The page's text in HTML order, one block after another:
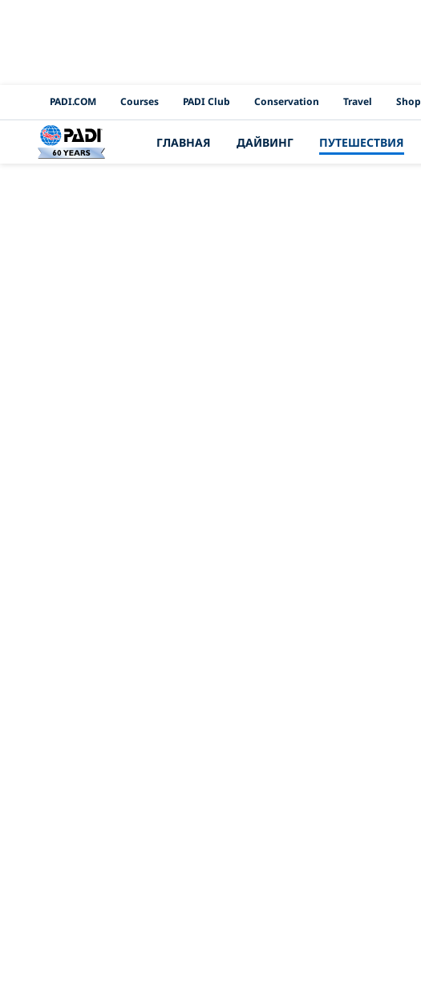
PADI Channels
PADI.COM Courses PADI Club Conservation Travel Shop
ГЛАВНАЯ ДАЙВИНГ ПУТЕШЕСТВИЯ